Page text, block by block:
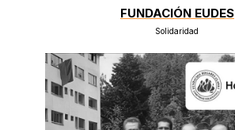
FUNDACIÓN EUDES
Solidaridad